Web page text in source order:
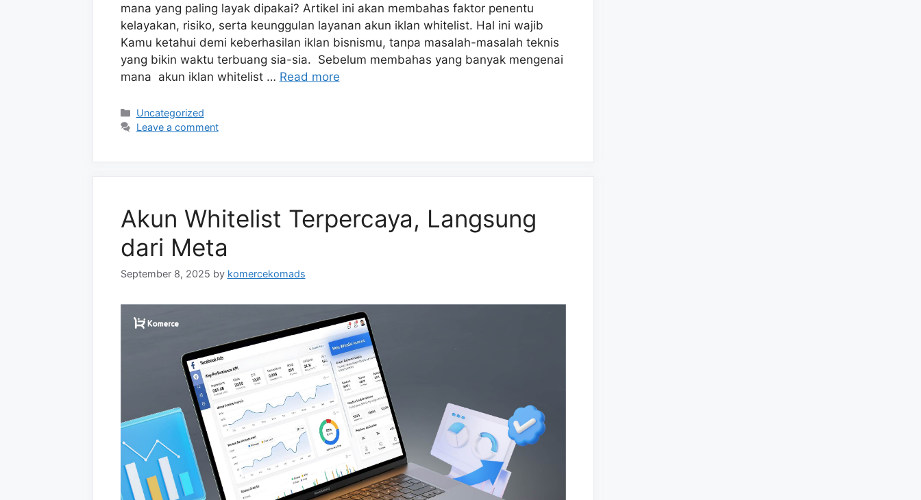
mana yang paling layak dipakai? Artikel ini akan membahas faktor penentu
kelayakan, risiko, serta keunggulan layanan akun iklan whitelist. Hal ini wajib
Kamu ketahui demi keberhasilan iklan bisnismu, tanpa masalah-masalah teknis
yang bikin waktu terbuang sia-sia. Sebelum membahas yang banyak mengenai
mana akun iklan whitelist … Read more
Categories
Uncategorized
Leave a comment
Akun Whitelist Terpercaya, Langsung
dari Meta
September 8, 2025 by komercekomads